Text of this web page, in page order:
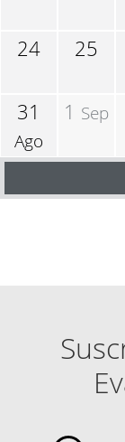
24 25
31
Ago
1 Sep